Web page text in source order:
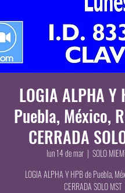
LOGIA ALPHA Y
Puebla, México,
CERRADA
lun 14 de mar
  |
SOLO
LOGIA ALPHA Y HPB de Puebla,
CERRADA SOLO MST